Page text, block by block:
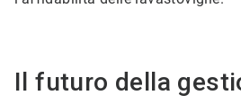
Il futuro della